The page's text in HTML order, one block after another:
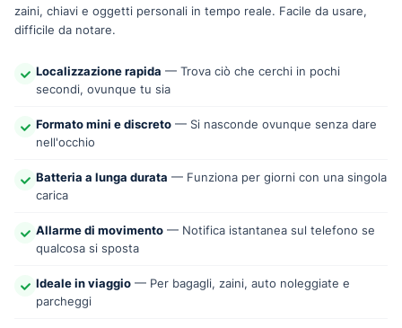
zaini, chiavi e oggetti personali in tempo reale. Facile da usare,
difficile da notare.
Localizzazione rapida — Trova ciò che cerchi in pochi
secondi, ovunque tu sia
Formato mini e discreto — Si nasconde ovunque senza dare
nell'occhio
Batteria a lunga durata — Funziona per giorni con una singola
carica
Allarme di movimento — Notifica istantanea sul telefono se
qualcosa si sposta
Ideale in viaggio — Per bagagli, zaini, auto noleggiate e
parcheggi